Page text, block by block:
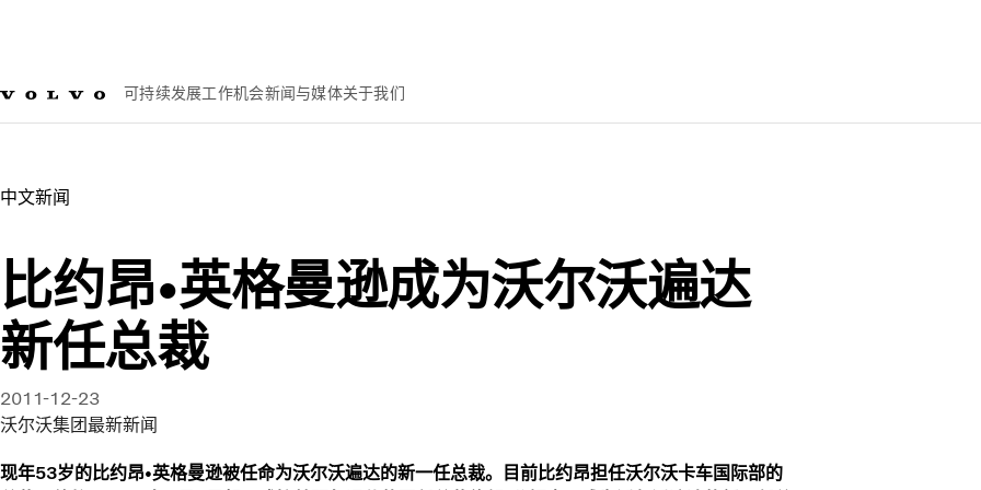
可持续发展工作机会新闻与媒体关于我们
中文新闻​
比约昂•英格曼逊成为沃尔沃遍达
新任总裁
2011-12-23
沃尔沃集团最新新闻
现年53岁的比约昂•英格曼逊被任命为沃尔沃遍达的新一任总裁。目前比约昂担任沃尔沃卡车国际部的